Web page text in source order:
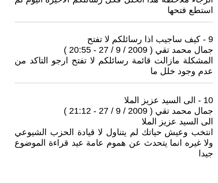
استطع فتحها
9 - كيف ساجيب اذا رسائلكم لا تفتح
جمال محمد تقي ( 2009 / 9 / 27 - 20:55 )
المشكلة مازالت قائمة رسائلكم لا تفتح ارجو التاكد من
عدم وجود خلل ما
10 - الى السيد عزيز الملا
جمال محمد تقي ( 2009 / 9 / 27 - 21:12 )
الى السيد عزيز الملا
انتخب وعيش حياتك لم يتناول لا قيادة الحزب الشيوعي
ولا غيره انما يتحدث عن هموم عامة عيد قراءة الموضوع
جيدا